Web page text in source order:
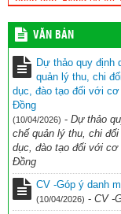
KẾ HOẠCH Triển
(11/11/2024)
BIÊN BẢN Tự đánh
Năm học 2023 – 2024
BÁO CÁO KẾT
HỌC 2023 – 2024 (11/
VĂN BẢN
Dự thảo quy định
quản lý thu, chi
dục, đào tạo đối với
Đồng
(10/04/2026) - Dự thảo
chế quản lý thu, chi
dục, đào tạo đối với cơ
Đồng
CV -Góp ý danh
(10/04/2026) - CV -